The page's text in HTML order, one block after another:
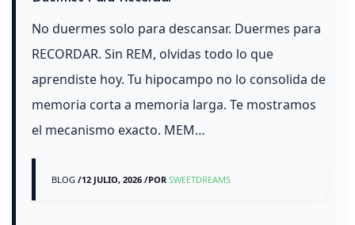
No duermes solo para descansar. Duermes para
RECORDAR. Sin REM, olvidas todo lo que
aprendiste hoy. Tu hipocampo no lo consolida de
memoria corta a memoria larga. Te mostramos
el mecanismo exacto. MEM…
BLOG /12 JULIO, 2026 /POR SWEETDREAMS